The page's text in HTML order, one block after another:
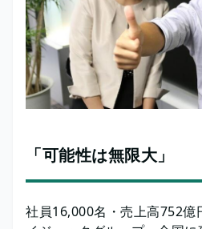
「可能性は無限大」
社員16,000名・売上高752億